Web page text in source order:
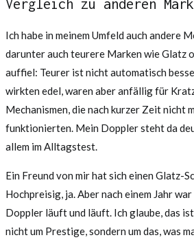
Vergleich zu anderen
Ich habe in meinem Umfeld auch andere
darunter auch teurere Marken wie Glatz
auffiel: Teurer ist nicht automatisch
wirkten edel, waren aber anfällig für
Mechanismen, die nach kurzer Zeit nicht
funktionierten. Mein Doppler steht da
allem im Alltagstest.
Ein Freund von mir hat sich einen Glatz-
Hochpreisig, ja. Aber nach einem Jahr
Doppler läuft und läuft. Ich glaube, das
nicht um Prestige, sondern um das, was